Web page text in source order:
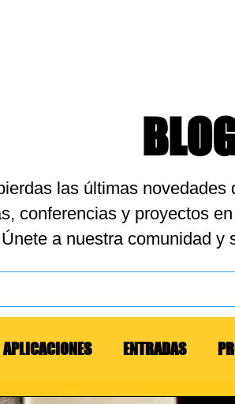
las últimas
conferencias y proyectos
Únete a nuestra comunidad y
APLICACIONES ENTRADAS